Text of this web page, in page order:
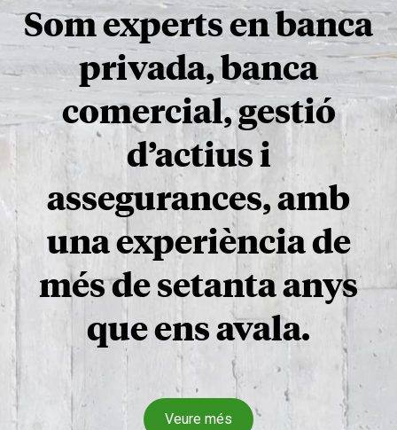
Som experts en banca
privada, banca
comercial, gestió
d’actius i
assegurances, amb
una experiència de
més de setanta anys
que ens avala.
Veure més